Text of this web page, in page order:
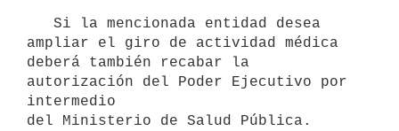
ampliar el giro de actividad médica
deberá también recabar la
autorización del Poder Ejecutivo por
intermedio
del Ministerio de Salud Pública.